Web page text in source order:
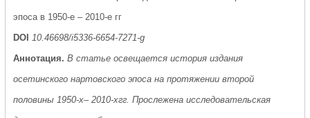
эпоса в 1950-е – 2010-е гг
DOI
10.46698/i5336-6654-7271-g
Аннотация. В статье освещается история издания
осетинского нартовского эпоса на протяжении второй
половины 1950-х– 2010-хгг. Прослежена исследовательская